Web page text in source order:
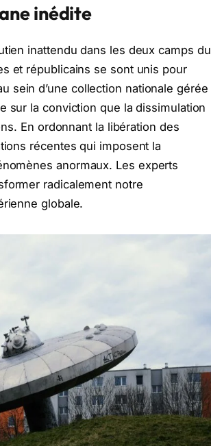
inédite
inattendu dans les deux camps du
et républicains se sont unis pour
sein d’une collection nationale gérée
sur la conviction que la dissimulation
En ordonnant la libération des
récentes qui imposent la
anormaux. Les experts
radicalement notre
globale.